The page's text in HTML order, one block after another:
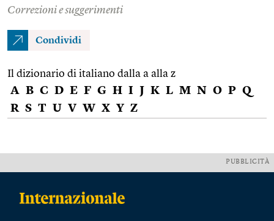
Correzioni e suggerimenti
Condividi
Il dizionario di italiano dalla a alla z
A B C D E F G H I J K L M N O P Q
R S T U V W X Y Z
PUBBLICITÀ